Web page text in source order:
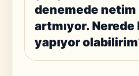
denemede netim
artmıyor. Nerede
yapıyor